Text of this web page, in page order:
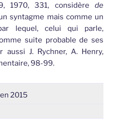
1970, 331, considèrede
syntagme mais comme un
lequel, celui qui parle,
suite probable de ses
J. Rychner, A. Henry,
98-99.
2015